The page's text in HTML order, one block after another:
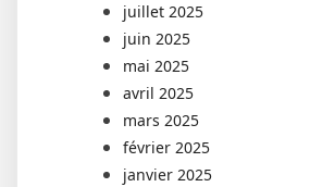
juillet 2025
juin 2025
mai 2025
avril 2025
mars 2025
février 2025
janvier 2025